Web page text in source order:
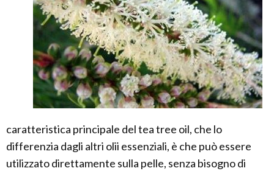
caratteristica principale del tea tree oil, che lo
differenzia dagli altri olii essenziali, è che può essere
utilizzato direttamente sulla pelle, senza bisogno di